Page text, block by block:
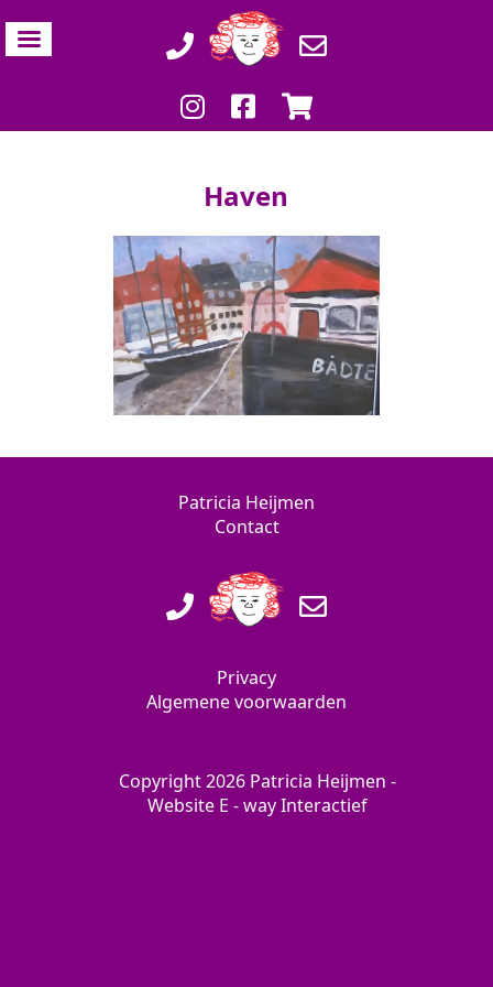
Haven
Patricia Heijmen
Contact
Privacy
Algemene voorwaarden
Copyright 2026 Patricia Heijmen -
Website E - way Interactief